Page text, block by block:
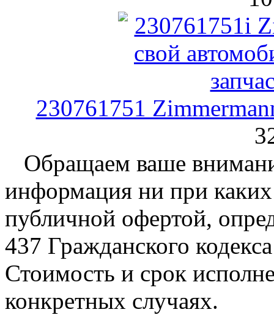
230761751
Обращаем ваше
информация ни при каких
публичной офертой,
437 Гражданского
Стоимость и срок
конкретных случаях.